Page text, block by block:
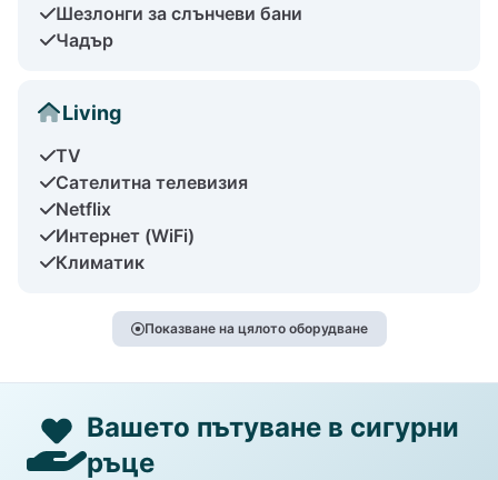
Шезлонги за слънчеви бани
Чадър
Living
TV
Сателитна телевизия
Netflix
Интернет (WiFi)
Климатик
Показване на цялото оборудване
Вашето пътуване в сигурни
ръце